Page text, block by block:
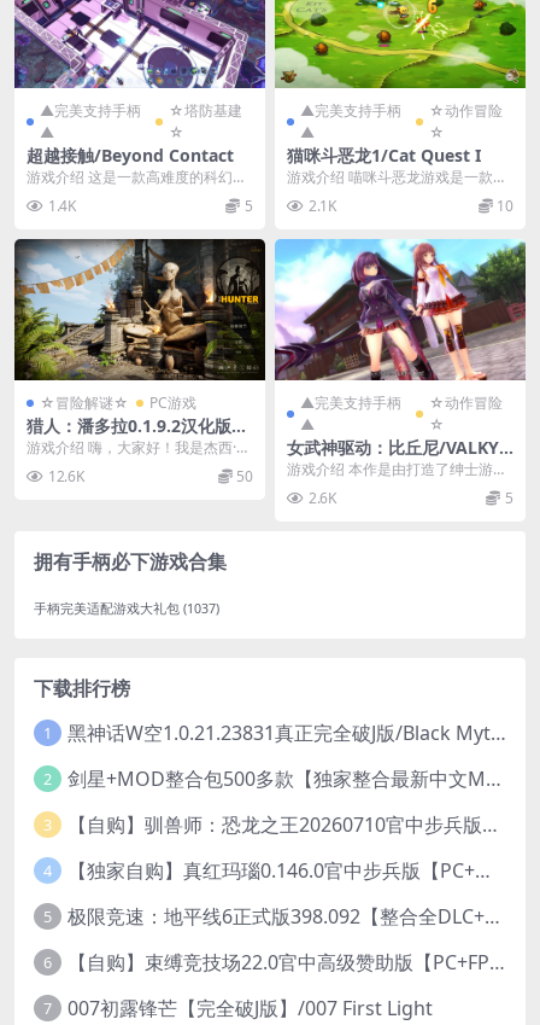
▲完美支持手柄
▲
☆塔防基建
☆
超越接触/Beyond Contact
游戏介绍 这是一款高难度的科幻生
存游戏，故事发生在一个史诗般浩
瀚的宇宙中，你将搁...
1.4K 5
▲完美支持手柄
▲
☆动作冒险
☆
猫咪斗恶龙1/Cat Quest I
游戏介绍 喵咪斗恶龙游戏是一款背
景设定在奇喵猫世界的开放性 RPG
游戏！ 为了找...
2.1K 10
☆冒险解谜☆ PC游戏
猎人：潘多拉0.1.9.2汉化版
【PC+安卓模拟器+3D大型生
存/动作冒险+满属性存档】/T
he Hunter: Pandoruim【12
游戏介绍 嗨，大家好！我是杰西·戴
维斯！ 我是一名太空海盗... 其实，
我曾是个...
12.6K 50
▲完美支持手柄
▲
☆动作冒险
☆
女武神驱动：比丘尼/VALKYR
IE DRIVE -BHIKKHUNI-
游戏介绍 本作是由打造了绅士游戏
《闪乱神乐》系列的制作人高木谦
一郎参与企划的美少...
2.6K 5
拥有手柄必下游戏合集
手柄完美适配游戏大礼包 (1037)
下载排行榜
1 黑神话W空1.0.21.23831真正完全破J版/Black Myth Wukong Ver1.0.21.23831
2 剑星+MOD整合包500多款【独家整合最新中文MOD管理器+可直连N网下载2000+MOD+集成CNS一键换肤】/Stellar Blade MOD Ver2026.5.18
3 【自购】驯兽师：恐龙之王20260710官中步兵版+全DLC【PC+安卓模拟器+3D大型生存SLG/动作冒险】/Tamer: King of Dinosaurs【19.6G】
4 【独家自购】真红玛瑙0.146.0官中步兵版【PC+安卓模拟器+ACT神作+存档+作弊】/纯净的红玛瑙/Pure Onyx【3.14G】
5 极限竞速：地平线6正式版398.092【整合全DLC+614辆车存档】/Forza Horizon 6
6 【自购】束缚竞技场22.0官中高级赞助版【PC+FPS枪战射击/ACT动作/捏人/团队】/Bondage Arena Premium【43.7G】
7 007初露锋芒【完全破J版】/007 First Light